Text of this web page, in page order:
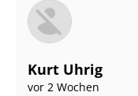
Kurt Uhrig
vor 2 Wochen